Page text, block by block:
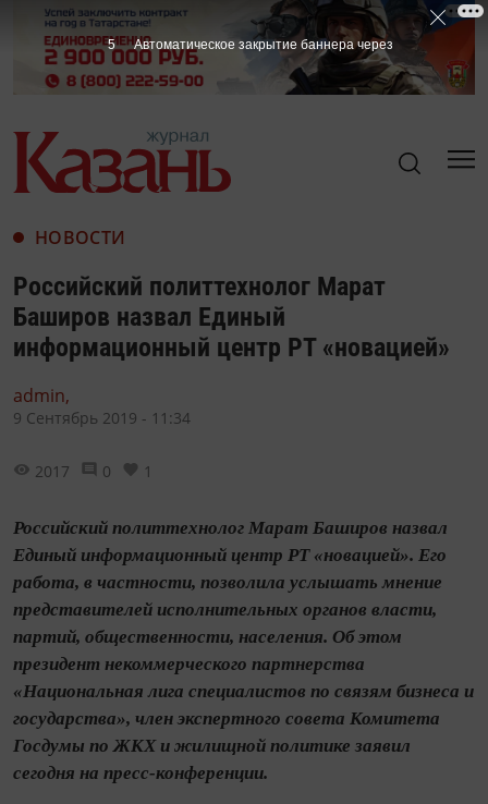
НОВОСТИ
Российский политтехнолог Марат
Баширов назвал Единый
информационный центр РТ «новацией»
admin,
9 Сентябрь 2019 - 11:34
2017 0 1
Российский политтехнолог Марат Баширов назвал
Единый информационный центр РТ «новацией». Его
работа, в частности, позволила услышать мнение
представителей исполнительных органов власти,
партий, общественности, населения. Об этом
президент некоммерческого партнерства
«Национальная лига специалистов по связям бизнеса и
государства», член экспертного совета Комитета
Госдумы по ЖКХ и жилищной политике заявил
сегодня на пресс-конференции.
4 Автоматическое закрытие баннера через